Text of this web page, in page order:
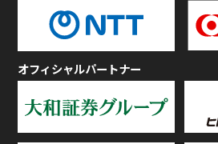
オフィシャルパートナー